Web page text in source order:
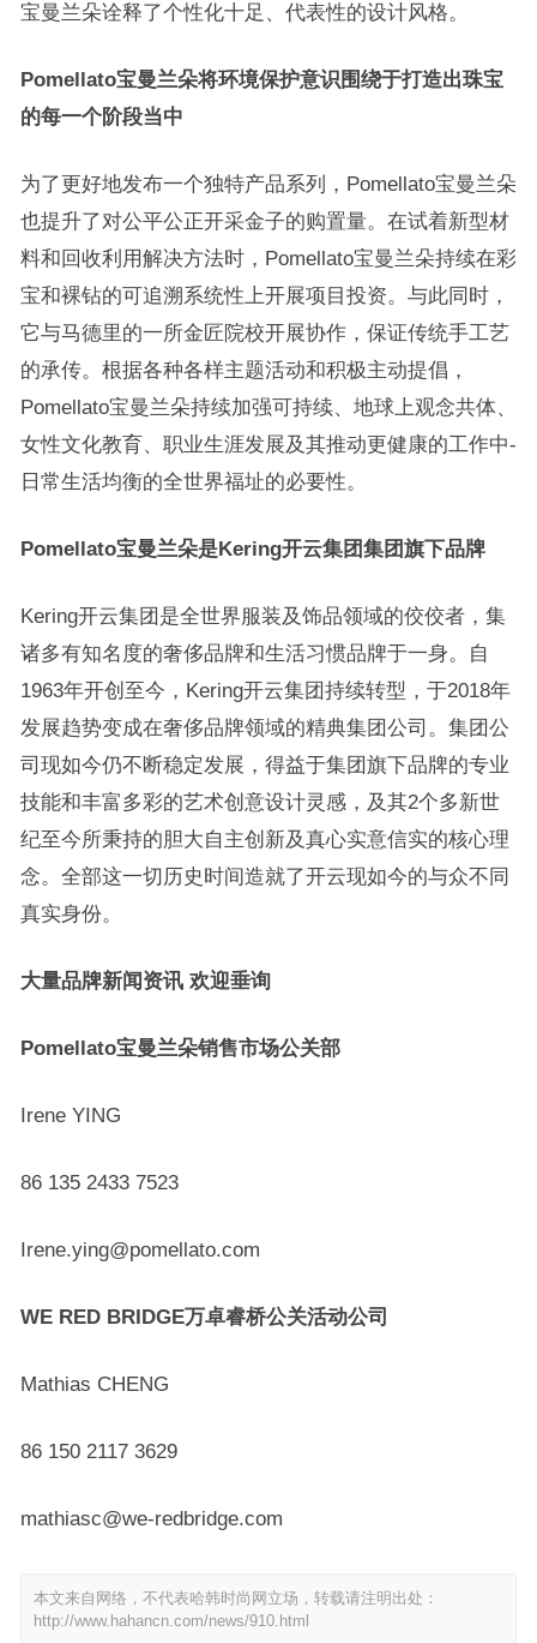
宝曼兰朵诠释了个性化十足、代表性的设计风格。
Pomellato宝曼兰朵将环境保护意识围绕于打造出珠宝
的每一个阶段当中
为了更好地发布一个独特产品系列，Pomellato宝曼兰朵
也提升了对公平公正开采金子的购置量。在试着新型材
料和回收利用解决方法时，Pomellato宝曼兰朵持续在彩
宝和裸钻的可追溯系统性上开展项目投资。与此同时，
它与马德里的一所金匠院校开展协作，保证传统手工艺
的承传。根据各种各样主题活动和积极主动提倡，
Pomellato宝曼兰朵持续加强可持续、地球上观念共体、
女性文化教育、职业生涯发展及其推动更健康的工作中-
日常生活均衡的全世界福址的必要性。
Pomellato宝曼兰朵是Kering开云集团集团旗下品牌
Kering开云集团是全世界服装及饰品领域的佼佼者，集
诸多有知名度的奢侈品牌和生活习惯品牌于一身。自
1963年开创至今，Kering开云集团持续转型，于2018年
发展趋势变成在奢侈品牌领域的精典集团公司。集团公
司现如今仍不断稳定发展，得益于集团旗下品牌的专业
技能和丰富多彩的艺术创意设计灵感，及其2个多新世
纪至今所秉持的胆大自主创新及真心实意信实的核心理
念。全部这一切历史时间造就了开云现如今的与众不同
真实身份。
大量品牌新闻资讯 欢迎垂询
Pomellato宝曼兰朵销售市场公关部
Irene YING
86 135 2433 7523
Irene.ying@pomellato.com
WE RED BRIDGE万卓睿桥公关活动公司
Mathias CHENG
86 150 2117 3629
mathiasc@we-redbridge.com
本文来自网络，不代表哈韩时尚网立场，转载请注明出处：
http://www.hahancn.com/news/910.html